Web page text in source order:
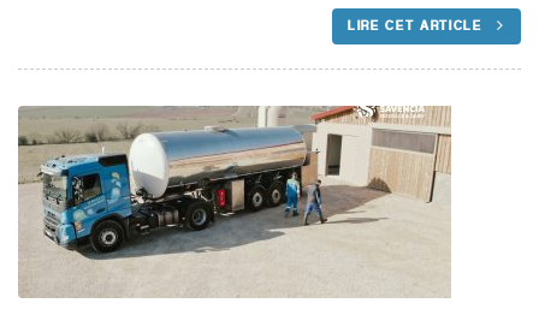
LIRE CET ARTICLE